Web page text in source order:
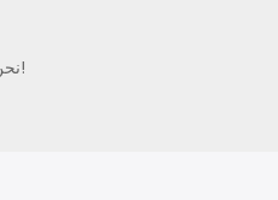
نحن نقدم لك التسوق الآمن!